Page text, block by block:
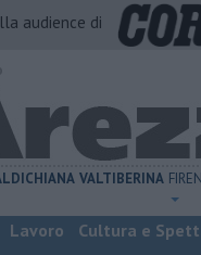
audience di
VALTIBERINA
Lavoro Cultura e